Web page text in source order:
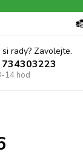
rady? Zavolejte.
14 hod